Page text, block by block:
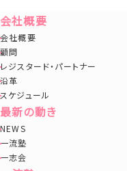
会社概要
会社概要
顧問
レジスタード・パートナー
沿革
スケジュール
最新の動き
NEWS
一流塾
一志会